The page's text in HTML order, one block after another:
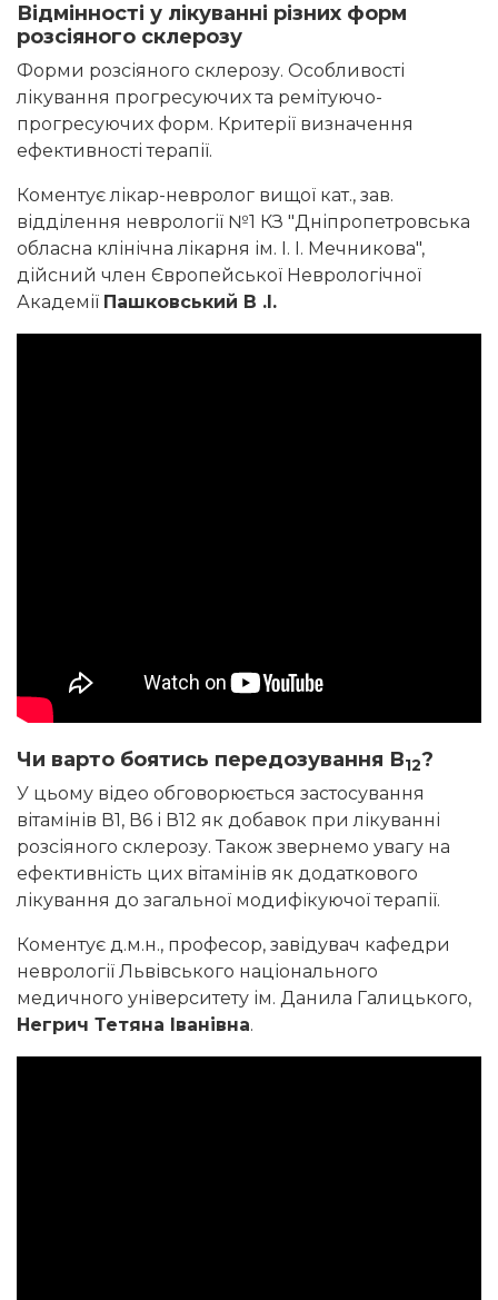
Відмінності у лікуванні різних форм
розсіяного склерозу
Форми розсіяного склерозу. Особливості
лікування прогресуючих та ремітуючо-
прогресуючих форм. Критерії визначення
ефективності терапії.
Коментує лікар-невролог вищої кат., зав.
відділення неврології №1 КЗ "Дніпропетровська
обласна клінічна лікарня ім. І. І. Мечникова",
дійсний член Європейської Неврологічної
Академії Пашковський В .І.
Чи варто боятись передозування В12?
У цьому відео обговорюється застосування
вітамінів В1, В6 і В12 як добавок при лікуванні
розсіяного склерозу. Також звернемо увагу на
ефективність цих вітамінів як додаткового
лікування до загальної модифікуючої терапії.
Коментує д.м.н., професор, завідувач кафедри
неврології Львівського національного
медичного університету ім. Данила Галицького,
Негрич Тетяна Іванівна.